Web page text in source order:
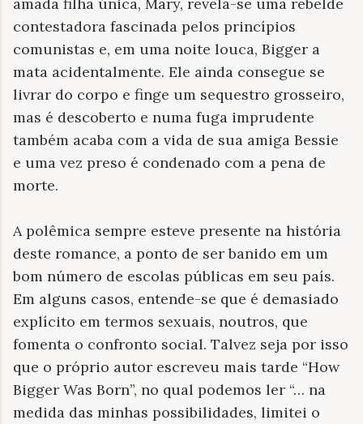
contestadora fascinada pelos princípios
comunistas e, em uma noite louca, Bigger a
mata acidentalmente. Ele ainda consegue se
livrar do corpo e finge um sequestro grosseiro,
mas é descoberto e numa fuga imprudente
também acaba com a vida de sua amiga Bessie
e uma vez preso é condenado com a pena de
morte.
A polêmica sempre esteve presente na história
deste romance, a ponto de ser banido em um
bom número de escolas públicas em seu país.
Em alguns casos, entende-se que é demasiado
explícito em termos sexuais, noutros, que
fomenta o confronto social. Talvez seja por isso
que o próprio autor escreveu mais tarde “How
Bigger Was Born”, no qual podemos ler “… na
medida das minhas possibilidades, limitei o